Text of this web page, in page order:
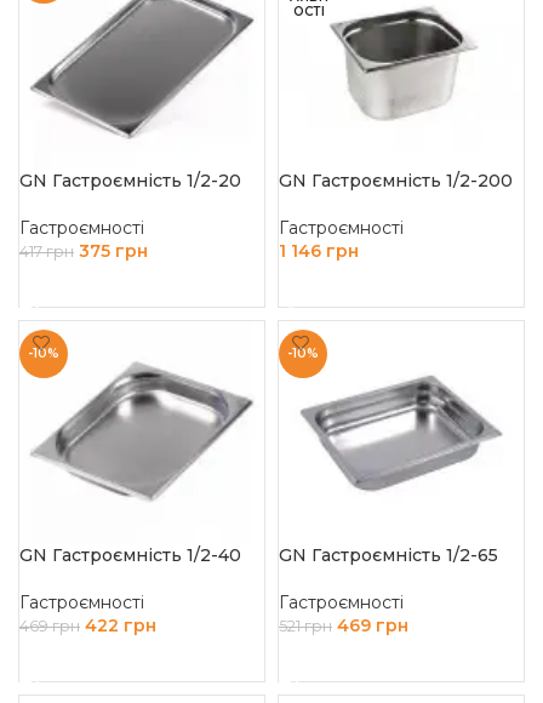
GN Гастроємність 1/2-20
Гастроємності
417грн 375 грн
ОСТІ
GN Гастроємність 1/2-200
Гастроємності
1 146 грн
-10%
GN Гастроємність 1/2-40
Гастроємності
469грн 422 грн
-10%
GN Гастроємність 1/2-65
Гастроємності
521грн 469 грн